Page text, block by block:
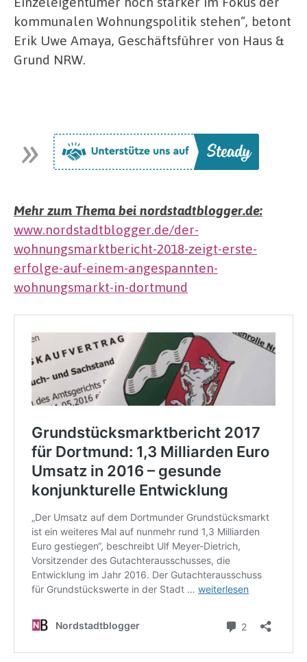
kommunalen Wohnungspolitik stehen“, betont
Erik Uwe Amaya, Geschäftsführer von Haus &
Grund NRW.
Mehr zum Thema bei nordstadtblogger.de:
www.nordstadtblogger.de/der-
wohnungsmarktbericht-2018-zeigt-erste-
erfolge-auf-einem-angespannten-
wohnungsmarkt-in-dortmund